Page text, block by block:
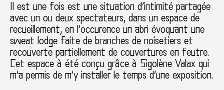
Il est une fois est une situation d’intimité partagée
avec un ou deux spectateurs, dans un espace de
recueillement, en l’occurence un abri évoquant une
sweat lodge faite de branches de noisetiers et
recouverte partiellement de couvertures en feutre.
Cet espace à été conçu grâce à Sigolène Valax qui
m’a permis de m’y installer le temps d’une exposition.